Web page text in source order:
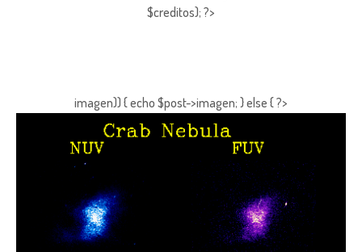
$creditos); ?>
imagen)) { echo $post->imagen; } else { ?>